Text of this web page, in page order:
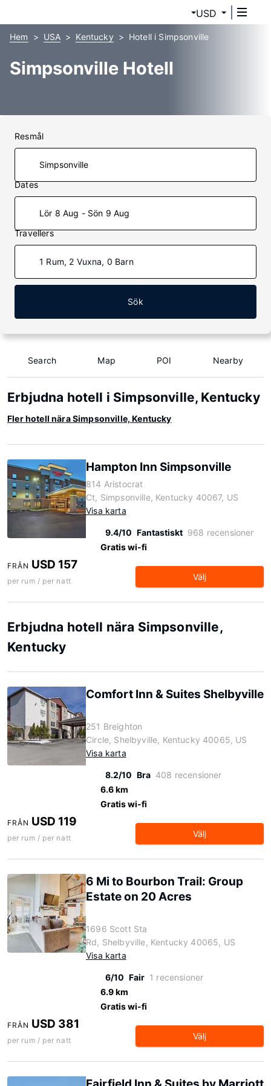
USD
Hem USA Kentucky Hotell i Simpsonville
Simpsonville Hotell
Resmål
Dates
Lör 8 Aug - Sön 9 Aug
Travellers
1 Rum, 2 Vuxna, 0 Barn
Sök
Search Map POI Nearby
Erbjudna hotell i Simpsonville, Kentucky
Fler hotell nära Simpsonville, Kentucky
Hampton Inn Simpsonville
814 Aristocrat
Ct, Simpsonville, Kentucky 40067, US
Visa karta
9.4/10 Fantastiskt 968 recensioner
Gratis wi-fi
FRÅN USD 157
per rum / per natt Välj
Erbjudna hotell nära Simpsonville,
Kentucky
Comfort Inn & Suites Shelbyville
251 Breighton
Circle, Shelbyville, Kentucky 40065, US
Visa karta
8.2/10 Bra 408 recensioner
6.6 km
Gratis wi-fi
FRÅN USD 119
per rum / per natt Välj
6 Mi to Bourbon Trail: Group
Estate on 20 Acres
1696 Scott Sta
Rd, Shelbyville, Kentucky 40065, US
Visa karta
6/10 Fair 1 recensioner
6.9 km
Gratis wi-fi
FRÅN USD 381
per rum / per natt Välj